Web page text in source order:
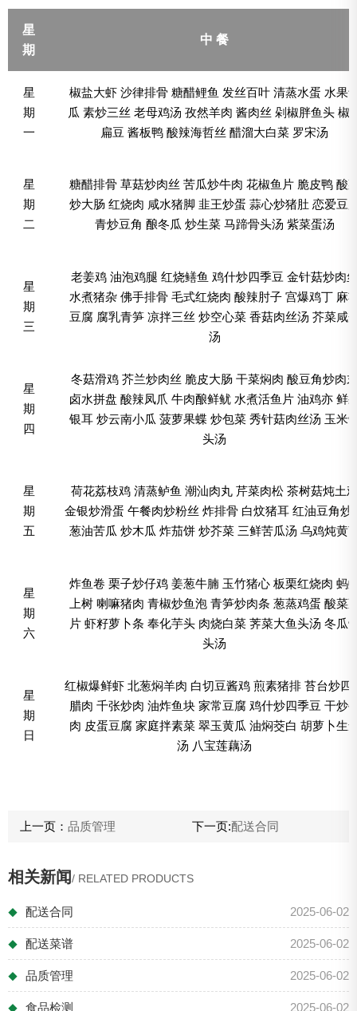
星
期
中 餐
星
期
一
椒盐大虾 沙律排骨 糖醋鲤鱼 发丝百叶 清蒸水蛋 水果
瓜 素炒三丝 老母鸡汤 孜然羊肉 酱肉丝 剁椒胖鱼头 椒
扁豆 酱板鸭 酸辣海哲丝 醋溜大白菜 罗宋汤
星
期
二
糖醋排骨 草菇炒肉丝 苦瓜炒牛肉 花椒鱼片 脆皮鸭 酸
炒大肠 红烧肉 咸水猪脚 韭王炒蛋 蒜心炒猪肚 恋爱豆
青炒豆角 酿冬瓜 炒生菜 马蹄骨头汤 紫菜蛋汤
星
期
三
老姜鸡 油泡鸡腿 红烧鳝鱼 鸡什炒四季豆 金针菇炒肉
水煮猪杂 佛手排骨 毛式红烧肉 酸辣肘子 宫爆鸡丁 麻
豆腐 腐乳青笋 凉拌三丝 炒空心菜 香菇肉丝汤 芥菜咸
汤
星
期
四
冬菇滑鸡 芥兰炒肉丝 脆皮大肠 干菜焖肉 酸豆角炒肉
卤水拼盘 酸辣凤爪 牛肉酿鲜鱿 水煮活鱼片 油鸡亦 鲜
银耳 炒云南小瓜 菠萝果蝶 炒包菜 秀针菇肉丝汤 玉米
头汤
星
期
五
荷花荔枝鸡 清蒸鲈鱼 潮汕肉丸 芹菜肉松 茶树菇炖土
金银炒滑蛋 午餐肉炒粉丝 炸排骨 白炆猪耳 红油豆角炒
葱油苦瓜 炒木瓜 炸茄饼 炒芥菜 三鲜苦瓜汤 乌鸡炖黄
星
期
六
炸鱼卷 栗子炒仔鸡 姜葱牛腩 玉竹猪心 板栗红烧肉 蚂
上树 喇嘛猪肉 青椒炒鱼泡 青笋炒肉条 葱蒸鸡蛋 酸菜
片 虾籽萝卜条 奉化芋头 肉烧白菜 荠菜大鱼头汤 冬瓜
头汤
星
期
日
红椒爆鲜虾 北葱焖羊肉 白切豆酱鸡 煎素猪排 苔台炒四
腊肉 千张炒肉 油炸鱼块 家常豆腐 鸡什炒四季豆 干炒
肉 皮蛋豆腐 家庭拌素菜 翠玉黄瓜 油焖茭白 胡萝卜生
汤 八宝莲藕汤
上一页： 品质管理 下一页:配送合同
相关新闻/ RELATED PRODUCTS
◆ 配送合同 2025-06-02
◆ 配送菜谱 2025-06-02
◆ 品质管理 2025-06-02
食品检测 2025-06-02